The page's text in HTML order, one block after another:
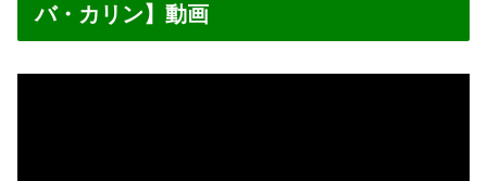
バ・カリン】動画